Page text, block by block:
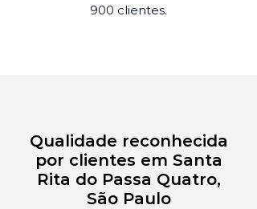
900 clientes.
Qualidade reconhecida
por clientes em Santa
Rita do Passa Quatro,
São Paulo